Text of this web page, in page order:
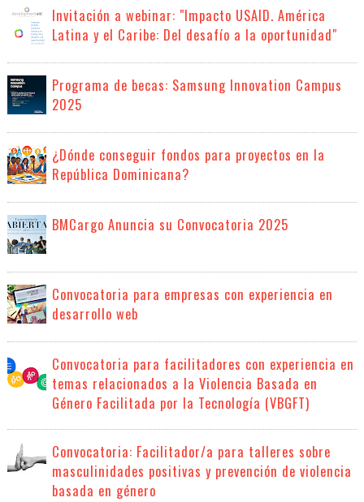
Invitación a webinar: "Impacto USAID. América
Latina y el Caribe: Del desafío a la oportunidad"
Programa de becas: Samsung Innovation Campus
2025
¿Dónde conseguir fondos para proyectos en la
República Dominicana?
BMCargo Anuncia su Convocatoria 2025
Convocatoria para empresas con experiencia en
desarrollo web
Convocatoria para facilitadores con experiencia en
temas relacionados a la Violencia Basada en
Género Facilitada por la Tecnología (VBGFT)
Convocatoria: Facilitador/a para talleres sobre
masculinidades positivas y prevención de violencia
basada en género